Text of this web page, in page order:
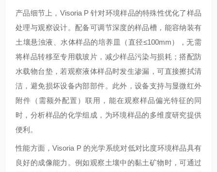
产品细节上，Visoria P 针对环境样品的特殊性优化了样品
处理与观察设计。配备可调节深度的样品槽，能容纳装有
土壤悬浊液、水体样品的培养皿（直径≤100mm），无需
将样品转移至专用载玻片，减少样品污染与损耗；搭配防
水载物台垫，若观察液体样品时发生渗漏，可直接擦拭清
洁，避免损坏设备内部部件。此外，设备支持与显微红外
附件（需额外配置）联用，能在观察样品偏光特征的同
时，分析样品的化学组成，为环境样品的多维度研究提供
便利。
性能方面，Visoria P 的光学系统对低对比度环境样品具有
良好的成像能力。例如观察土壤中的黏土矿物时，可通过